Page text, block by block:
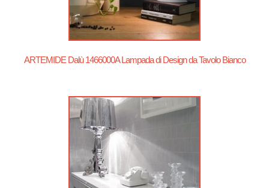
ARTEMIDE Dalù 1466000A Lampada di Design da Tavolo Bianco